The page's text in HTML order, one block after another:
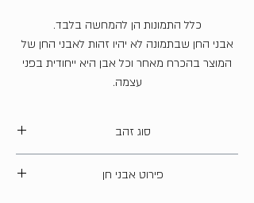
כלל התמונות הן להמחשה בלבד.
אבני החן שבתמונה לא יהיו זהות לאבני החן של
המוצר בהכרח מאחר וכל אבן היא ייחודית בפני
עצמה.
סוג זהב
פירוט אבני חן